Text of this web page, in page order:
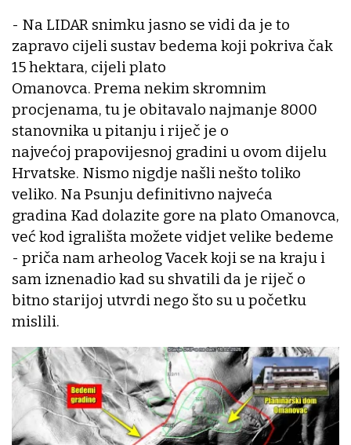
- Na LIDAR snimku jasno se vidi da je to
zapravo cijeli sustav bedema koji pokriva čak
15 hektara, cijeli plato
Omanovca. Prema nekim skromnim
procjenama, tu je obitavalo najmanje 8000
stanovnika u pitanju i riječ je o
najvećoj prapovijesnoj gradini u ovom dijelu
Hrvatske. Nismo nigdje našli nešto toliko
veliko. Na Psunju definitivno najveća
gradina Kad dolazite gore na plato Omanovca,
već kod igrališta možete vidjet velike bedeme
- priča nam arheolog Vacek koji se na kraju i
sam iznenadio kad su shvatili da je riječ o
bitno starijoj utvrdi nego što su u početku
mislili.